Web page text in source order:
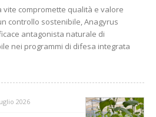
vite compromette qualità e valore
controllo sostenibile, Anagyrus
antagonista naturale di
nei programmi di difesa integrata
2026